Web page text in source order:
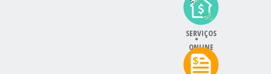
SERVIÇOS
ONLINE